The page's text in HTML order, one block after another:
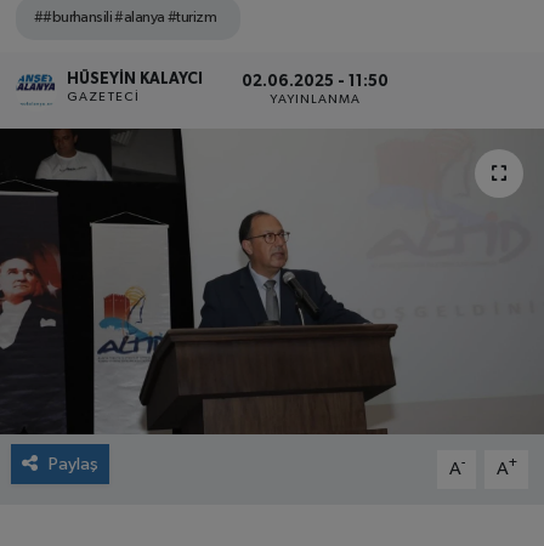
##burhansili #alanya #turizm
HÜSEYIN KALAYCI
GAZETECI
02.06.2025 - 11:50
YAYINLANMA
Paylaş A- A+